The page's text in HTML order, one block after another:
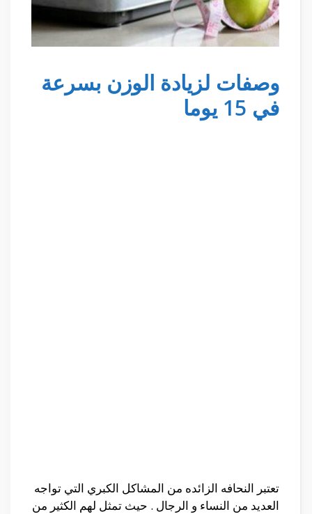
وصفات لزيادة الوزن بسرعة
في 15 يوما
تعتبر النحافه الزائده من المشاكل الكبري التي تواجه
العديد من النساء و الرجال . حيث تمثل لهم الكثير من